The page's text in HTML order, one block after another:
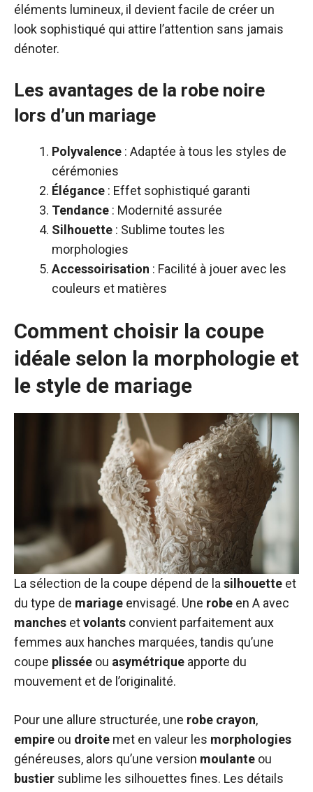
éléments lumineux, il devient facile de créer un
look sophistiqué qui attire l’attention sans jamais
dénoter.
Les avantages de la robe noire
lors d’un mariage
Polyvalence : Adaptée à tous les styles de
cérémonies
Élégance : Effet sophistiqué garanti
Tendance : Modernité assurée
Silhouette : Sublime toutes les
morphologies
Accessoirisation : Facilité à jouer avec les
couleurs et matières
Comment choisir la coupe
idéale selon la morphologie et
le style de mariage
La sélection de la coupe dépend de la silhouette et
du type de mariage envisagé. Une robe en A avec
manches etvolants convient parfaitement aux
femmes aux hanches marquées, tandis qu’une
coupe plissée ou asymétrique apporte du
mouvement et de l’originalité.
Pour une allure structurée, une robe crayon,
empire ou droite met en valeur les morphologies
généreuses, alors qu’une version moulante ou
bustier sublime les silhouettes fines. Les détails